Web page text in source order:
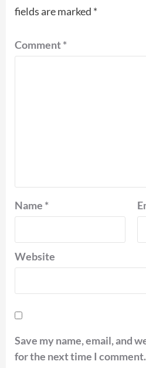
fields are marked *
Comment*
Name *
Website
Save my name, email, and
for the next time I comment.